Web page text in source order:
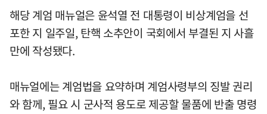
해당 계엄 매뉴얼은 윤석열 전 대통령이 비상계엄을 선
포한 지 일주일, 탄핵 소추안이 국회에서 부결된 지 사흘
만에 작성됐다.
매뉴얼에는 계엄법을 요약하며 계엄사령부의 징발 권리
와 함께, 필요 시 군사적 용도로 제공할 물품에 반출 명령